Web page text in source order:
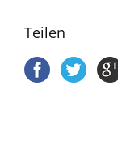
Teilen